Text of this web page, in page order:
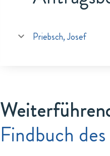
Priebsch, Josef
Findbuch